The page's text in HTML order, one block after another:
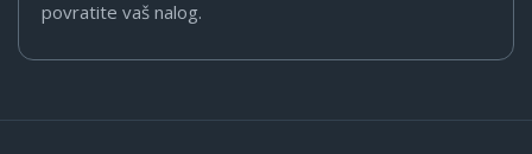
povratite vaš nalog.